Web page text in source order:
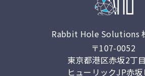
Rabbit Hole Solutions
〒107-0052
東京都港区⾚坂2丁
ヒューリックJP⾚坂